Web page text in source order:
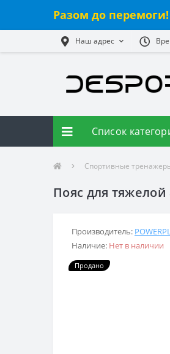
Разом до
Наш адрес
Список
Спортивные
Пояс для
Производитель:
Наличие: Нет в наличии
Продано